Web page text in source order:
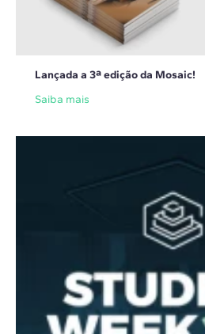
Lançada a 3ª edição da Mosaic!
Saiba mais